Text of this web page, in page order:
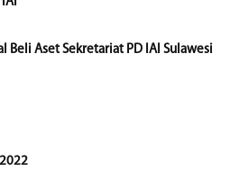
Beli Aset Sekretariat PD IAI Sulawesi